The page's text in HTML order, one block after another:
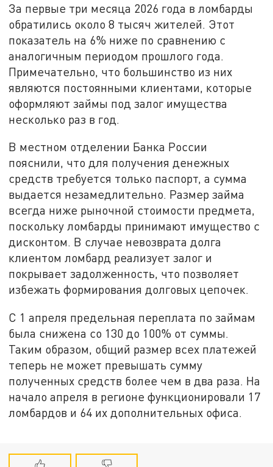
За первые три месяца 2026 года в ломбарды
обратились около 8 тысяч жителей. Этот
показатель на 6% ниже по сравнению с
аналогичным периодом прошлого года.
Примечательно, что большинство из них
являются постоянными клиентами, которые
оформляют займы под залог имущества
несколько раз в год.
В местном отделении Банка России
пояснили, что для получения денежных
средств требуется только паспорт, а сумма
выдается незамедлительно. Размер займа
всегда ниже рыночной стоимости предмета,
поскольку ломбарды принимают имущество с
дисконтом. В случае невозврата долга
клиентом ломбард реализует залог и
покрывает задолженность, что позволяет
избежать формирования долговых цепочек.
С 1 апреля предельная переплата по займам
была снижена со 130 до 100% от суммы.
Таким образом, общий размер всех платежей
теперь не может превышать сумму
полученных средств более чем в два раза. На
начало апреля в регионе функционировали 17
ломбардов и 64 их дополнительных офиса.